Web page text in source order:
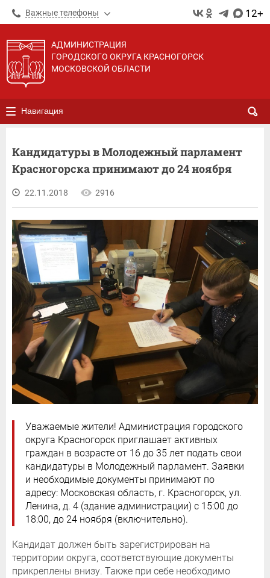
Важные телефоны 12+
АДМИНИСТРАЦИЯ
ГОРОДСКОГО ОКРУГА КРАСНОГОРСК
МОСКОВСКОЙ ОБЛАСТИ
Навигация
Кандидатуры в Молодежный парламент
Красногорска принимают до 24 ноября
22.11.2018 2916
Уважаемые жители! Администрация городского
округа Красногорск приглашает активных
граждан в возрасте от 16 до 35 лет подать свои
кандидатуры в Молодежный парламент. Заявки
и необходимые документы принимают по
адресу: Московская область, г. Красногорск, ул.
Ленина, д. 4 (здание администрации) с 15:00 до
18:00, до 24 ноября (включительно).
Кандидат должен быть зарегистрирован на
территории округа, соответствующие документы
прикреплены внизу. Также при себе необходимо